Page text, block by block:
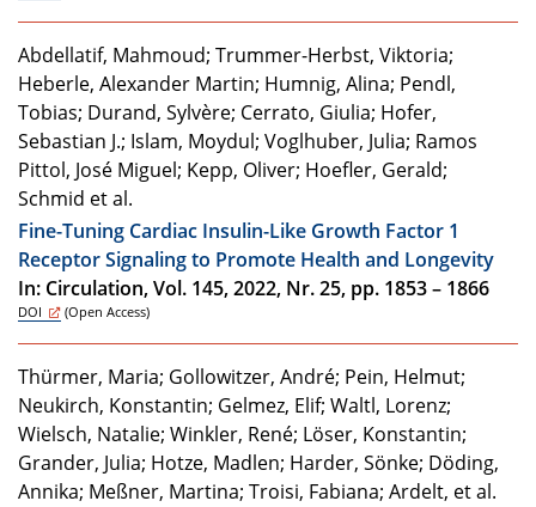
Abdellatif, Mahmoud; Trummer-Herbst, Viktoria;
Heberle, Alexander Martin; Humnig, Alina; Pendl,
Tobias; Durand, Sylvère; Cerrato, Giulia; Hofer,
Sebastian J.; Islam, Moydul; Voglhuber, Julia; Ramos
Pittol, José Miguel; Kepp, Oliver; Hoefler, Gerald;
Schmid et al.
Fine-Tuning Cardiac Insulin-Like Growth Factor 1
Receptor Signaling to Promote Health and Longevity
In: Circulation, Vol. 145, 2022, Nr. 25, pp. 1853 – 1866
DOI (Open Access)
Thürmer, Maria; Gollowitzer, André; Pein, Helmut;
Neukirch, Konstantin; Gelmez, Elif; Waltl, Lorenz;
Wielsch, Natalie; Winkler, René; Löser, Konstantin;
Grander, Julia; Hotze, Madlen; Harder, Sönke; Döding,
Annika; Meßner, Martina; Troisi, Fabiana; Ardelt, et al.